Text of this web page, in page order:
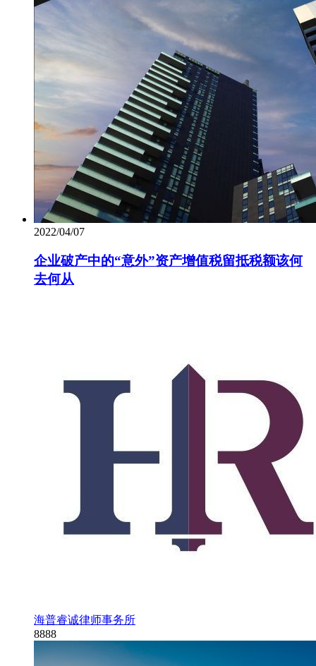
2022/04/07
企业破产中的“意外”资产增值税留抵税额该何
去何从
海普睿诚律师事务所
8888